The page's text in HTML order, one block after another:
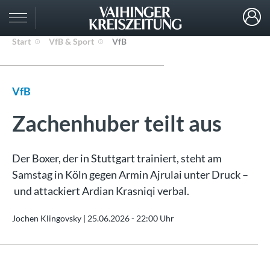
Start VfB & Sport VfB
VfB
Zachenhuber teilt aus
Der Boxer, der in Stuttgart trainiert, steht am
Samstag in Köln gegen Armin Ajrulai unter Druck –
und attackiert Ardian Krasniqi verbal.
Jochen Klingovsky | 25.06.2026 - 22:00 Uhr